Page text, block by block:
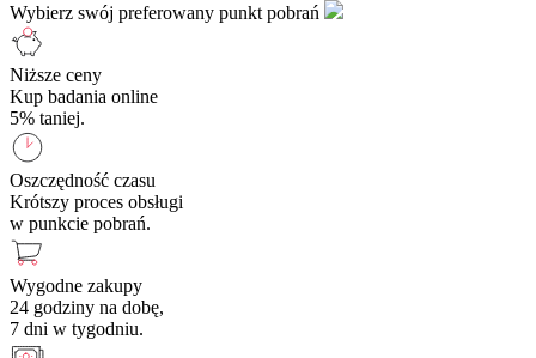
Wybierz swój preferowany punkt pobrań
Niższe ceny
Kup badania online
5% taniej.
Oszczędność czasu
Krótszy proces obsługi
w punkcie pobrań.
Wygodne zakupy
24 godziny na dobę,
7 dni w tygodniu.